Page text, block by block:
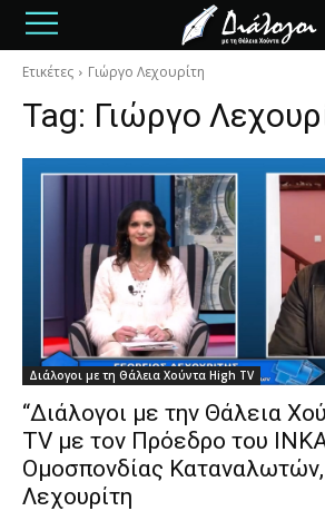
Ετικέτες Γιώργο Λεχουρίτη
Tag: Γιώργο
Διάλογοι με τη Θάλεια Χούντα High TV
“Διάλογοι με την Θάλεια
TV με τον Πρόεδρο του
Ομοσπονδίας Καταναλωτών,
Λεχουρίτη